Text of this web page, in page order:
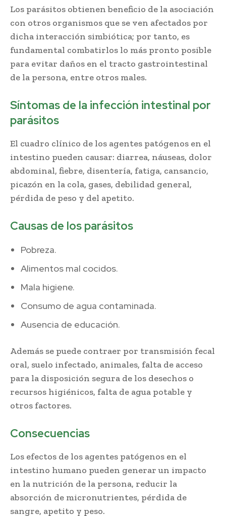
Los parásitos obtienen beneficio de la asociación
con otros organismos que se ven afectados por
dicha interacción simbiótica; por tanto, es
fundamental combatirlos lo más pronto posible
para evitar daños en el tracto gastrointestinal
de la persona, entre otros males.
Síntomas de la infección intestinal por
parásitos
El cuadro clínico de los agentes patógenos en el
intestino pueden causar: diarrea, náuseas, dolor
abdominal, fiebre, disentería, fatiga, cansancio,
picazón en la cola, gases, debilidad general,
pérdida de peso y del apetito.
Causas de los parásitos
Pobreza.
Alimentos mal cocidos.
Mala higiene.
Consumo de agua contaminada.
Ausencia de educación.
Además se puede contraer por transmisión fecal
oral, suelo infectado, animales, falta de acceso
para la disposición segura de los desechos o
recursos higiénicos, falta de agua potable y
otros factores.
Consecuencias
Los efectos de los agentes patógenos en el
intestino humano pueden generar un impacto
en la nutrición de la persona, reducir la
absorción de micronutrientes, pérdida de
sangre, apetito y peso.